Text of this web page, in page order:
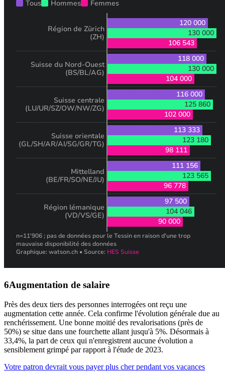
Augmentation de salaire
Près des deux tiers des personnes interrogées ont reçu une
augmentation cette année. Cela confirme l'évolution générale due au
renchérissement. Une bonne moitié des revalorisations (près de
50%) se situe dans une fourchette allant jusqu'à 5%. Désormais à
33,4%, la part de ceux qui n'enregistrent aucune évolution a
sensiblement grimpé par rapport à l'étude de 2023.
Votre patron devrait vous payer plus cher pendant vos vacances